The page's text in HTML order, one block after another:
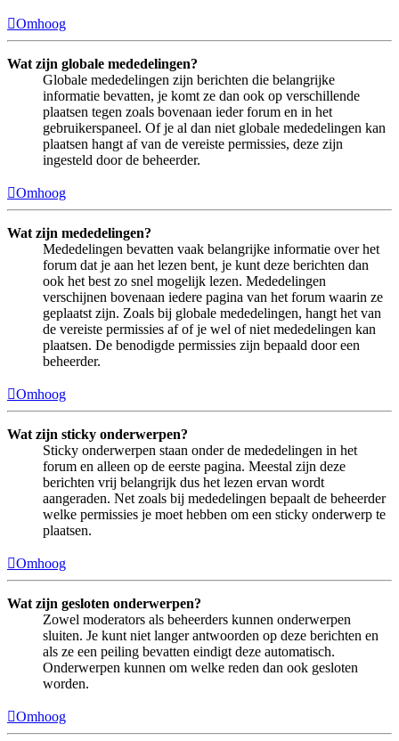
Omhoog
Wat zijn globale mededelingen?
Globale mededelingen zijn berichten die belangrijke
informatie bevatten, je komt ze dan ook op verschillende
plaatsen tegen zoals bovenaan ieder forum en in het
gebruikerspaneel. Of je al dan niet globale mededelingen kan
plaatsen hangt af van de vereiste permissies, deze zijn
ingesteld door de beheerder.
Omhoog
Wat zijn mededelingen?
Mededelingen bevatten vaak belangrijke informatie over het
forum dat je aan het lezen bent, je kunt deze berichten dan
ook het best zo snel mogelijk lezen. Mededelingen
verschijnen bovenaan iedere pagina van het forum waarin ze
geplaatst zijn. Zoals bij globale mededelingen, hangt het van
de vereiste permissies af of je wel of niet mededelingen kan
plaatsen. De benodigde permissies zijn bepaald door een
beheerder.
Omhoog
Wat zijn sticky onderwerpen?
Sticky onderwerpen staan onder de mededelingen in het
forum en alleen op de eerste pagina. Meestal zijn deze
berichten vrij belangrijk dus het lezen ervan wordt
aangeraden. Net zoals bij mededelingen bepaalt de beheerder
welke permissies je moet hebben om een sticky onderwerp te
plaatsen.
Omhoog
Wat zijn gesloten onderwerpen?
Zowel moderators als beheerders kunnen onderwerpen
sluiten. Je kunt niet langer antwoorden op deze berichten en
als ze een peiling bevatten eindigt deze automatisch.
Onderwerpen kunnen om welke reden dan ook gesloten
worden.
Omhoog